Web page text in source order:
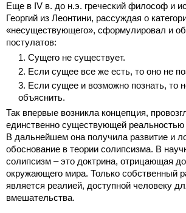
Еще в IV в. до н.э. греческий философ и
Георгий из Леонтини, рассуждая о
«несуществующего», сформулировал и
постулатов:
Сущего не существует.
Если сущее все же есть, то оно не
Если сущее и возможно познать, то
объяснить.
Так впервые возникла концепция,
единственно существующей реальностью
В дальнейшем она получила развитие и
обоснование в теории солипсизма. В
солипсизм – это доктрина, отрицающая
окружающего мира. Только собственный
является реалией, доступной человеку
вмешательства.